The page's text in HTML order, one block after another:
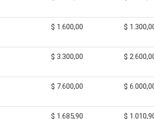
$ 1.600,00 $
$ 3.300,00 $
$ 7.600,00 $
$ 1.685,90 $